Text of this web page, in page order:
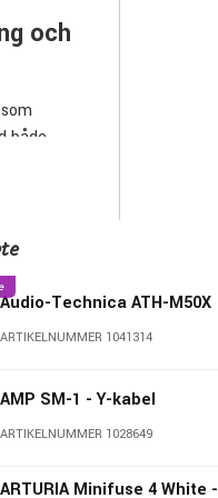
och
både
och
Audio-Technica ATH-M50X
ARTIKELNUMMER 1041314
AMP SM-1 - Y-kabel
ARTIKELNUMMER 1028649
ARTURIA Minifuse 4 White -